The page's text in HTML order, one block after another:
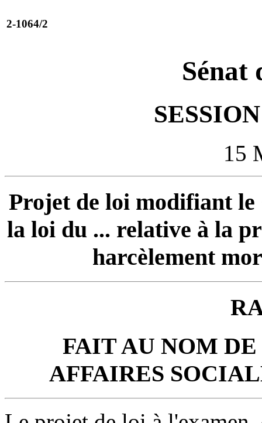
2-1064/2
Sénat
15
Projet de loi modifiant
la loi du ... relative à la
harcèlement
FAIT AU NOM
AFFAIRES